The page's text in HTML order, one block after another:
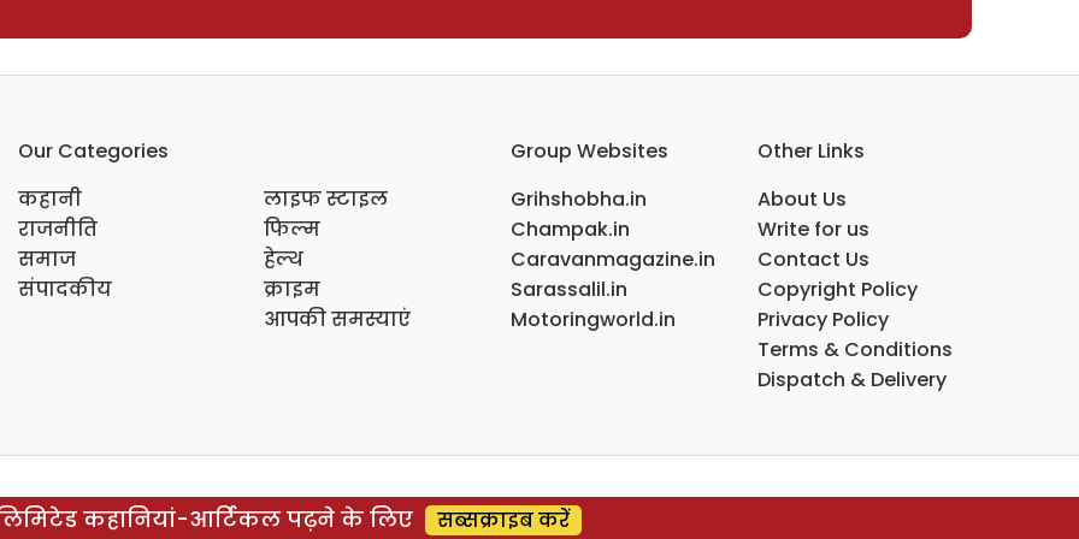
Our Categories
कहानी
राजनीति
समाज
संपादकीय
लाइफ स्टाइल
फिल्म
हेल्थ
क्राइम
आपकी समस्याएं
Group Websites
Grihshobha.in
Champak.in
Caravanmagazine.in
Sarassalil.in
Motoringworld.in
Other Links
About Us
Write for us
Contact Us
Copyright Policy
Privacy Policy
Terms & Conditions
Dispatch & Delivery
कहानियां-आर्टिकल पढ़ने के लिए सब्सक्राइब करें